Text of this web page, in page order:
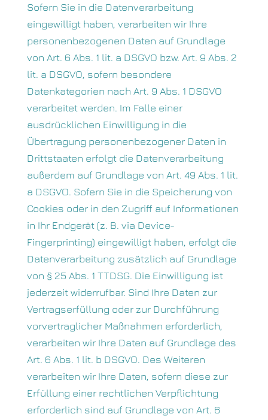
Sofern Sie in die Datenverarbeitung
eingewilligt haben, verarbeiten wir Ihre
personenbezogenen Daten auf Grundlage
von Art. 6 Abs. 1 lit. a DSGVO bzw. Art. 9 Abs. 2
lit. a DSGVO, sofern besondere
Datenkategorien nach Art. 9 Abs. 1 DSGVO
verarbeitet werden. Im Falle einer
ausdrücklichen Einwilligung in die
Übertragung personenbezogener Daten in
Drittstaaten erfolgt die Datenverarbeitung
außerdem auf Grundlage von Art. 49 Abs. 1 lit.
a DSGVO. Sofern Sie in die Speicherung von
Cookies oder in den Zugriff auf Informationen
in Ihr Endgerät (z. B. via Device-
Fingerprinting) eingewilligt haben, erfolgt die
Datenverarbeitung zusätzlich auf Grundlage
von § 25 Abs. 1 TTDSG. Die Einwilligung ist
jederzeit widerrufbar. Sind Ihre Daten zur
Vertragserfüllung oder zur Durchführung
vorvertraglicher Maßnahmen erforderlich,
verarbeiten wir Ihre Daten auf Grundlage des
Art. 6 Abs. 1 lit. b DSGVO. Des Weiteren
verarbeiten wir Ihre Daten, sofern diese zur
Erfüllung einer rechtlichen Verpflichtung
erforderlich sind auf Grundlage von Art. 6